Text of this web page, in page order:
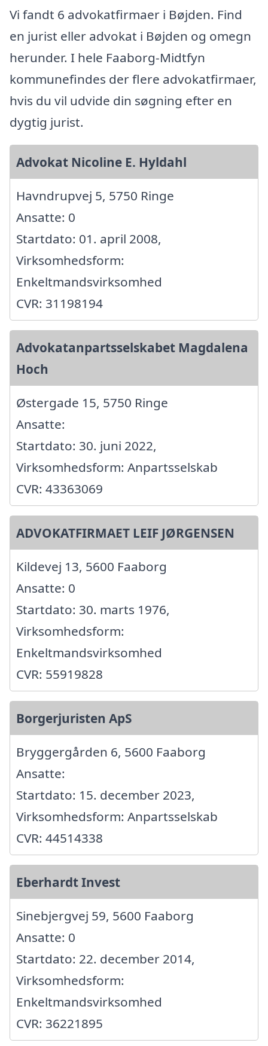
Vi fandt 6 advokatfirmaer i Bøjden. Find
en jurist eller advokat i Bøjden og omegn
herunder. I hele Faaborg-Midtfyn
kommunefindes der flere advokatfirmaer,
hvis du vil udvide din søgning efter en
dygtig jurist.
Advokat Nicoline E. Hyldahl
Havndrupvej 5, 5750 Ringe
Ansatte: 0
Startdato: 01. april 2008,
Virksomhedsform:
Enkeltmandsvirksomhed
CVR: 31198194
Advokatanpartsselskabet Magdalena
Hoch
Østergade 15, 5750 Ringe
Ansatte:
Startdato: 30. juni 2022,
Virksomhedsform: Anpartsselskab
CVR: 43363069
ADVOKATFIRMAET LEIF JØRGENSEN
Kildevej 13, 5600 Faaborg
Ansatte: 0
Startdato: 30. marts 1976,
Virksomhedsform:
Enkeltmandsvirksomhed
CVR: 55919828
Borgerjuristen ApS
Bryggergården 6, 5600 Faaborg
Ansatte:
Startdato: 15. december 2023,
Virksomhedsform: Anpartsselskab
CVR: 44514338
Eberhardt Invest
Sinebjergvej 59, 5600 Faaborg
Ansatte: 0
Startdato: 22. december 2014,
Virksomhedsform:
Enkeltmandsvirksomhed
CVR: 36221895